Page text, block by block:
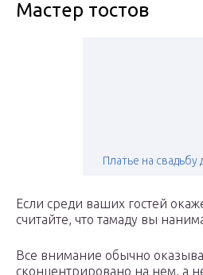
Мастер тостов
Платье на свадьбу
Если среди ваших гостей
считайте, что тамаду вы
Все внимание обычно
сконцентрировано на нем, а